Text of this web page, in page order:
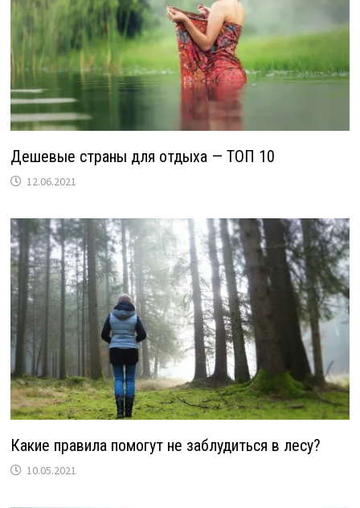
Дешевые страны для отдыха — ТОП 10
12.06.2021
Какие правила помогут не заблудиться в лесу?
10.05.2021